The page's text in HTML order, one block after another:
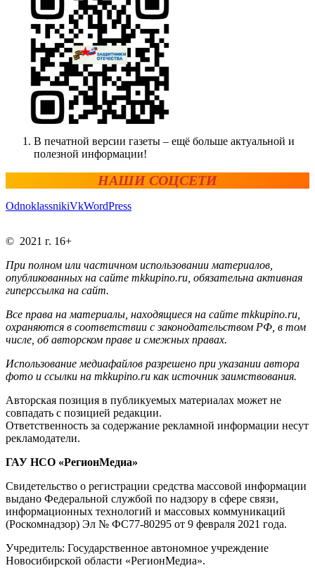
В печатной версии газеты – ещё больше актуальной и
полезной информации!
НАШИ СОЦСЕТИ
OdnoklassnikiVkWordPress
© 2021 г. 16+
При полном или частичном использовании материалов,
опубликованных на сайте mkkupino.ru, обязательна активная
гиперссылка на сайт.
Все права на материалы, находящиеся на сайте mkkupino.ru,
охраняются в соответствии с законодательством РФ, в том
числе, об авторском праве и смежных правах.
Использование медиафайлов разрешено при указании автора
фото и ссылки на mkkupino.ru как источник заимствования.
Авторская позиция в публикуемых материалах может не
совпадать с позицией редакции.
Ответственность за содержание рекламной информации несут
рекламодатели.
ГАУ НСО «РегионМедиа»
Свидетельство о регистрации средства массовой информации
выдано Федеральной службой по надзору в сфере связи,
информационных технологий и массовых коммуникаций
(Роскомнадзор) Эл № ФС77-80295 от 9 февраля 2021 года.
Учредитель: Государственное автономное учреждение
Новосибирской области «РегионМедиа».